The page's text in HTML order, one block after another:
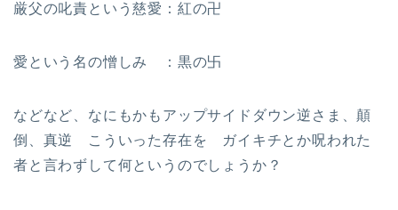
厳父の叱責という慈愛：紅の卍
愛という名の憎しみ ：黒の卐
などなど、なにもかもアップサイドダウン逆さま、顛
倒、真逆 こういった存在を ガイキチとか呪われた
者と言わずして何というのでしょうか？